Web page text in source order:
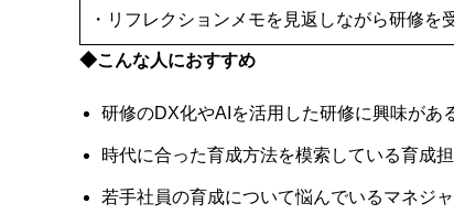
・リフレクションメモを見返しながら研修
◆こんな人におすすめ
研修のDX化やAIを活用した研修に興味があ
時代に合った育成方法を模索している育成
若手社員の育成について悩んでいるマネジ